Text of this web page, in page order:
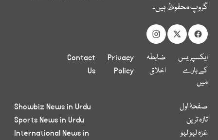
گروپ محفوظ ہیں۔
ایکسپریس
کے بارے
میں
ضابطہ
اخلاق
Privacy
Policy
Contact
Us
صفحۂ اول
تازہ ترین
غزہ لہو لہو
Showbiz News in Urdu
Sports News in Urdu
International News in